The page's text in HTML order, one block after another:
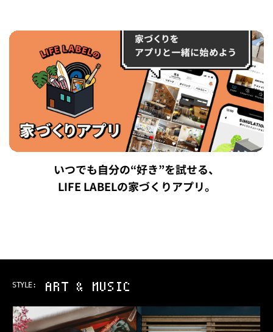
いつでも自分の“好き”を試せる、
LIFE LABELの家づくりアプリ。
STYLE: ART & MUSIC